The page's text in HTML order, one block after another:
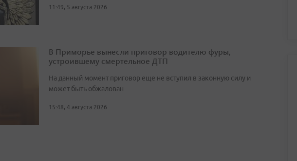
11:49, 5 августа 2026
В Приморье вынесли приговор водителю фуры,
устроившему смертельное ДТП
На данный момент приговор еще не вступил в законную силу и
может быть обжалован
15:48, 4 августа 2026